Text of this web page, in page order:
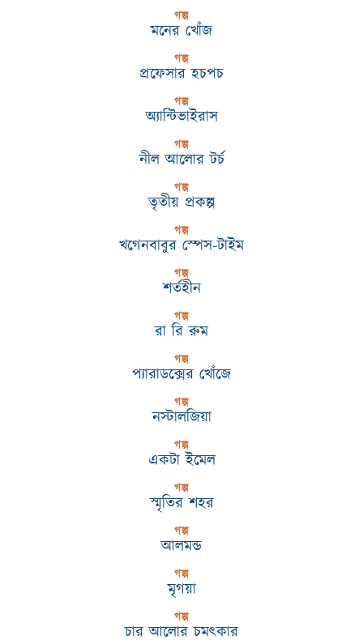
গল্প
মনের খোঁজ
গল্প
প্রফেসার হচপচ
গল্প
অ্যান্টিভাইরাস
গল্প
নীল আলোর টর্চ
গল্প
তৃতীয় প্রকল্প
গল্প
খগেনবাবুর স্পেস-টাইম
গল্প
শর্তহীন
গল্প
রা রি রুম
গল্প
প্যারাডক্সের খোঁজে
গল্প
নস্টালজিয়া
গল্প
একটা ইমেল
গল্প
স্মৃতির শহর
গল্প
আলমন্ড
গল্প
মৃগয়া
গল্প
চার আলোর চমৎকার